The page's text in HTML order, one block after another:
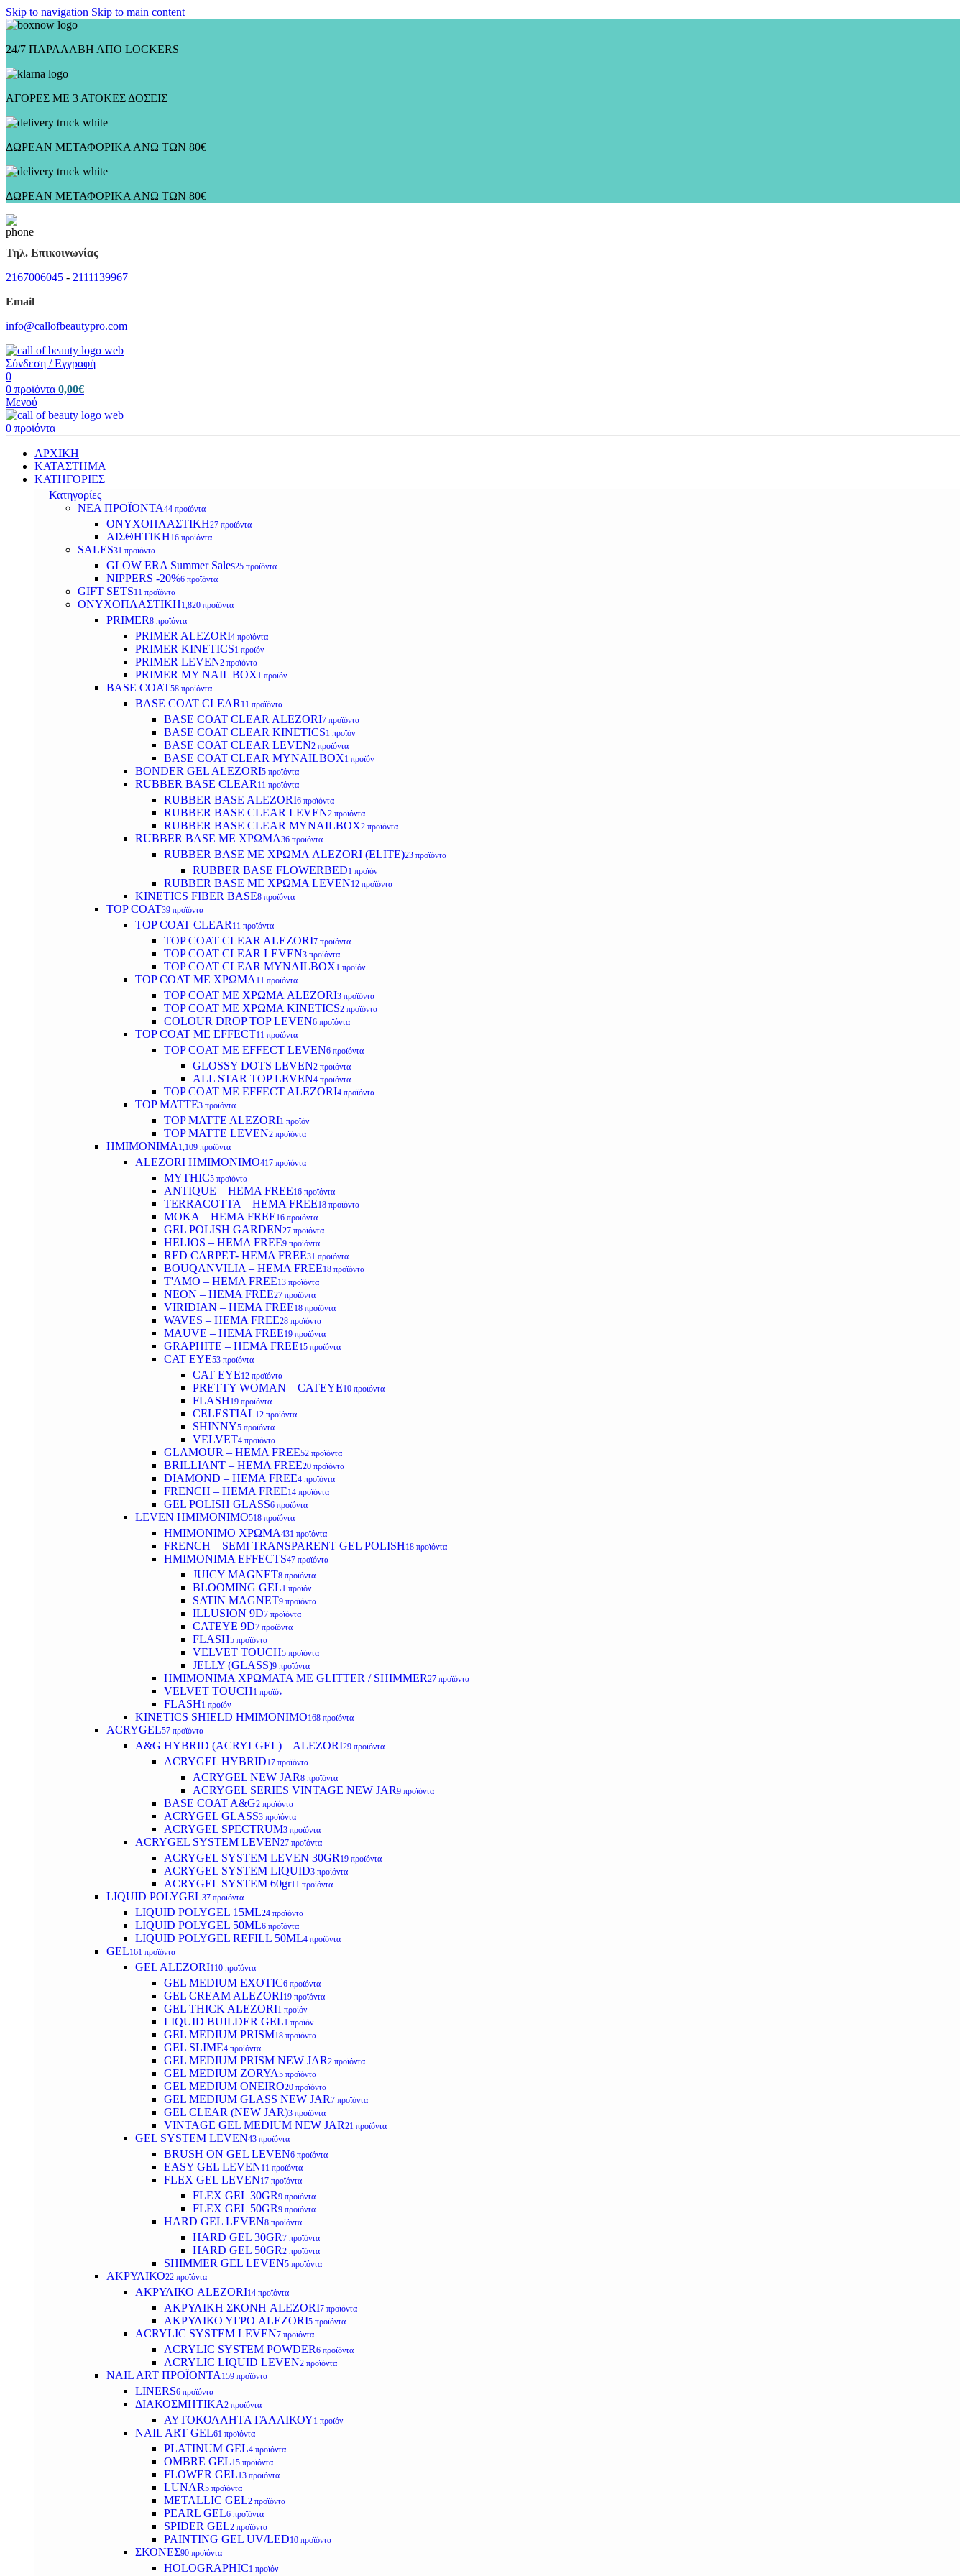
Skip to navigation Skip to main content
24/7 ΠΑΡΑΛΑΒΗ ΑΠΟ LOCKERS
ΑΓΟΡΕΣ ΜΕ 3 ΑΤΟΚΕΣ ΔΟΣΕΙΣ
ΔΩΡΕΑΝ ΜΕΤΑΦΟΡΙΚΑ ΑΝΩ ΤΩΝ 80€
ΔΩΡΕΑΝ ΜΕΤΑΦΟΡΙΚΑ ΑΝΩ ΤΩΝ 80€
Τηλ. Επικοινωνίας
2167006045 - 2111139967
Email
info@callofbeautypro.com
Σύνδεση / Εγγραφή
0
0 προϊόντα 0,00€
Μενού
0 προϊόντα
ΑΡΧΙΚΗ
ΚΑΤΑΣΤΗΜΑ
ΚΑΤΗΓΟΡΙΕΣ
Κατηγορίες
ΝΕΑ ΠΡΟΪΟΝΤΑ44 προϊόντα
ΟΝΥΧΟΠΛΑΣΤΙΚΗ27 προϊόντα
ΑΙΣΘΗΤΙΚΗ16 προϊόντα
SALES31 προϊόντα
GLOW ERA Summer Sales25 προϊόντα
NIPPERS -20%6 προϊόντα
GIFT SETS11 προϊόντα
ΟΝΥΧΟΠΛΑΣΤΙΚΗ1,820 προϊόντα
PRIMER8 προϊόντα
PRIMER ALEZORI4 προϊόντα
PRIMER KINETICS1 προϊόν
PRIMER LEVEN2 προϊόντα
PRIMER MY NAIL BOX1 προϊόν
BASE COAT58 προϊόντα
BASE COAT CLEAR 11 προϊόντα
BASE COAT CLEAR ALEZORI7 προϊόντα
BASE COAT CLEAR KINETICS1 προϊόν
BASE COAT CLEAR LEVEN2 προϊόντα
BASE COAT CLEAR MYNAILBOX1 προϊόν
BONDER GEL ALEZORI5 προϊόντα
RUBBER BASE CLEAR 11 προϊόντα
RUBBER BASE ALEZORI6 προϊόντα
RUBBER BASE CLEAR LEVEN2 προϊόντα
RUBBER BASE CLEAR MYNAILBOX2 προϊόντα
RUBBER BASE ΜΕ ΧΡΩΜΑ36 προϊόντα
RUBBER BASE ΜΕ ΧΡΩΜΑ ALEZORI (ELITE)23 προϊόντα
RUBBER BASE FLOWERBED1 προϊόν
RUBBER BASE ΜΕ ΧΡΩΜΑ LEVEN12 προϊόντα
KINETICS FIBER BASE8 προϊόντα
TOP COAT39 προϊόντα
TOP COAT CLEAR 11 προϊόντα
TOP COAT CLEAR ALEZORI7 προϊόντα
TOP COAT CLEAR LEVEN3 προϊόντα
TOP COAT CLEAR MYNAILBOX1 προϊόν
TOP COAT ΜΕ ΧΡΩΜΑ 11 προϊόντα
TOP COAT ΜΕ ΧΡΩΜΑ ALEZORI3 προϊόντα
TOP COAT ΜΕ ΧΡΩΜΑ KINETICS2 προϊόντα
COLOUR DROP TOP LEVEN6 προϊόντα
TOP COAT ΜΕ EFFECT11 προϊόντα
TOP COAT ME EFFECT LEVEN6 προϊόντα
GLOSSY DOTS LEVEN2 προϊόντα
ALL STAR TOP LEVEN4 προϊόντα
TOP COAT ME EFFECT ALEZORI4 προϊόντα
TOP MATTE3 προϊόντα
TOP MATTE ALEZORI1 προϊόν
TOP MATTE LEVEN2 προϊόντα
ΗΜΙΜΟΝΙΜΑ 1,109 προϊόντα
ALEZORI ΗΜΙΜΟΝΙΜΟ417 προϊόντα
MYTHIC5 προϊόντα
ANTIQUE – HEMA FREE16 προϊόντα
TERRACOTTA – HEMA FREE18 προϊόντα
MOKA – HEMA FREE16 προϊόντα
GEL POLISH GARDEN27 προϊόντα
HELIOS – HEMA FREE9 προϊόντα
RED CARPET- HEMA FREE31 προϊόντα
BOUQANVILIA – HEMA FREE18 προϊόντα
T'AMO – HEMA FREE13 προϊόντα
NEON – HEMA FREE27 προϊόντα
VIRIDIAN – HEMA FREE18 προϊόντα
WAVES – HEMA FREE28 προϊόντα
MAUVE – HEMA FREE19 προϊόντα
GRAPHITE – HEMA FREE15 προϊόντα
CAT EYE53 προϊόντα
CAT EYE12 προϊόντα
PRETTY WOMAN – CATEYE10 προϊόντα
FLASH19 προϊόντα
CELESTIAL12 προϊόντα
SHINNY5 προϊόντα
VELVET4 προϊόντα
GLAMOUR – HEMA FREE52 προϊόντα
BRILLIANT – HEMA FREE20 προϊόντα
DIAMOND – HEMA FREE4 προϊόντα
FRENCH – HEMA FREE14 προϊόντα
GEL POLISH GLASS6 προϊόντα
LEVEN ΗΜΙΜΟΝΙΜΟ518 προϊόντα
ΗΜΙΜΟΝΙΜΟ ΧΡΩΜΑ431 προϊόντα
FRENCH – SEMI TRANSPARENT GEL POLISH18 προϊόντα
HMIMONIMA EFFECTS47 προϊόντα
JUICY MAGNET8 προϊόντα
BLOOMING GEL1 προϊόν
SATIN MAGNET9 προϊόντα
ILLUSION 9D7 προϊόντα
CATEYE 9D7 προϊόντα
FLASH5 προϊόντα
VELVET TOUCH5 προϊόντα
JELLY (GLASS)9 προϊόντα
ΗΜΙΜΟΝΙΜA ΧΡΩΜΑΤΑ ΜΕ GLITTER / SHIMMER27 προϊόντα
VELVET TOUCH1 προϊόν
FLASH1 προϊόν
KINETICS SHIELD ΗΜΙΜΟΝΙΜΟ168 προϊόντα
ACRYGEL57 προϊόντα
A&G HYBRID (ACRYLGEL) – ALEZORI29 προϊόντα
ACRYGEL HYBRID17 προϊόντα
ACRYGEL NEW JAR8 προϊόντα
ACRYGEL SERIES VINTAGE NEW JAR9 προϊόντα
BASE COAT A&G2 προϊόντα
ACRYGEL GLASS3 προϊόντα
ACRYGEL SPECTRUM3 προϊόντα
ACRYGEL SYSTEM LEVEN27 προϊόντα
ACRYGEL SYSTEM LEVEN 30GR 19 προϊόντα
ACRYGEL SYSTEM LIQUID3 προϊόντα
ACRYGEL SYSTEM 60gr11 προϊόντα
LIQUID POLYGEL37 προϊόντα
LIQUID POLYGEL 15ML24 προϊόντα
LIQUID POLYGEL 50ML6 προϊόντα
LIQUID POLYGEL REFILL 50ML4 προϊόντα
GEL161 προϊόντα
GEL ALEZORI110 προϊόντα
GEL MEDIUM EXOTIC6 προϊόντα
GEL CREAM ALEZORI19 προϊόντα
GEL THICK ALEZORI1 προϊόν
LIQUID BUILDER GEL1 προϊόν
GEL MEDIUM PRISM18 προϊόντα
GEL SLIME4 προϊόντα
GEL MEDIUM PRISM NEW JAR2 προϊόντα
GEL MEDIUM ZORYA5 προϊόντα
GEL MEDIUM ONEIRO20 προϊόντα
GEL MEDIUM GLASS NEW JAR7 προϊόντα
GEL CLEAR (NEW JAR)3 προϊόντα
VINTAGE GEL MEDIUM NEW JAR21 προϊόντα
GEL SYSTEM LEVEN43 προϊόντα
BRUSH ON GEL LEVEN6 προϊόντα
EASY GEL LEVEN11 προϊόντα
FLEX GEL LEVEN17 προϊόντα
FLEX GEL 30GR9 προϊόντα
FLEX GEL 50GR9 προϊόντα
HARD GEL LEVEN8 προϊόντα
HARD GEL 30GR7 προϊόντα
HARD GEL 50GR2 προϊόντα
SHIMMER GEL LEVEN5 προϊόντα
ΑΚΡΥΛΙΚΟ22 προϊόντα
ΑΚΡΥΛΙΚΟ ALEZORI14 προϊόντα
ΑΚΡΥΛΙΚΗ ΣΚΟΝΗ ALEZORI7 προϊόντα
ΑΚΡΥΛΙΚΟ ΥΓΡΟ ALEZORI5 προϊόντα
ACRYLIC SYSTEM LEVEN7 προϊόντα
ACRYLIC SYSTEM POWDER6 προϊόντα
ACRYLIC LIQUID LEVEN2 προϊόντα
NAIL ART ΠΡΟΪΟΝΤΑ 159 προϊόντα
LINERS6 προϊόντα
ΔΙΑΚΟΣΜΗΤΙΚΑ2 προϊόντα
ΑΥΤΟΚΟΛΛΗΤΑ ΓΑΛΛΙΚΟΥ1 προϊόν
NAIL ART GEL61 προϊόντα
PLATINUM GEL4 προϊόντα
OMBRE GEL15 προϊόντα
FLOWER GEL13 προϊόντα
LUNAR5 προϊόντα
METALLIC GEL2 προϊόντα
PEARL GEL6 προϊόντα
SPIDER GEL2 προϊόντα
PAINTING GEL UV/LED10 προϊόντα
ΣΚΟΝΕΣ90 προϊόντα
HOLOGRAPHIC1 προϊόν